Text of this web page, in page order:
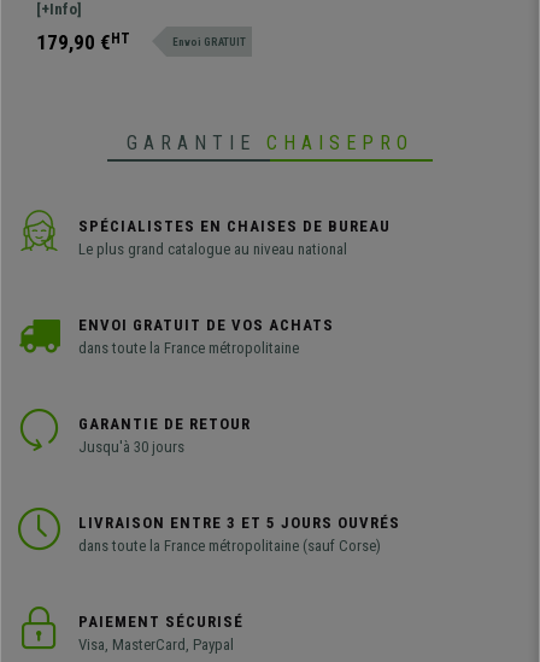
et 73 cm de hauteur Bureau de
style minimaliste avec surface de
travail en bois et structure
[+Info]
179,90 €HT Envoi GRATUIT
GARANTIE CHAISEPRO
SPÉCIALISTES EN CHAISES DE BUREAU
Le plus grand catalogue au niveau national
ENVOI GRATUIT DE VOS ACHATS
dans toute la France métropolitaine
GARANTIE DE RETOUR
Jusqu'à 30 jours
LIVRAISON ENTRE 3 ET 5 JOURS OUVRÉS
dans toute la France métropolitaine (sauf Corse)
PAIEMENT SÉCURISÉ
Visa, MasterCard, Paypal